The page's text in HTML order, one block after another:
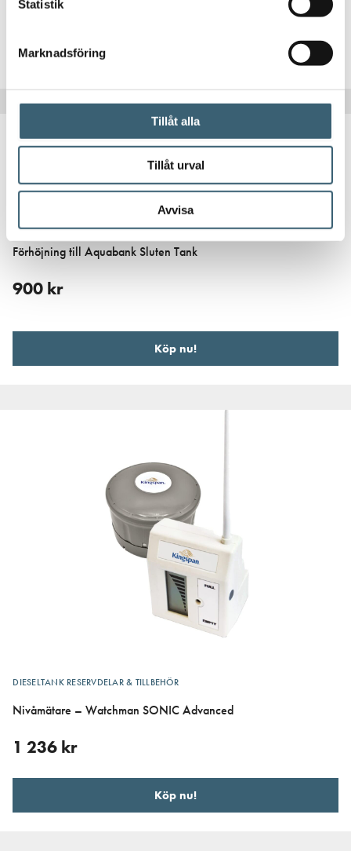
Statistik
Marknadsföring
Tillåt alla
Tillåt urval
Avvisa
VATTENTANKAR UNDER MARK
Förhöjning till Aquabank Sluten Tank
900 kr
Köp nu!
DIESELTANK RESERVDELAR & TILLBEHÖR
Nivåmätare – Watchman SONIC Advanced
1 236 kr
Köp nu!